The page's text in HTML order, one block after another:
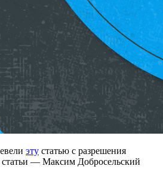
эту статью с разрешения
статьи — Максим Добросельский